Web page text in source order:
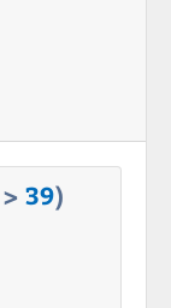
> 39)